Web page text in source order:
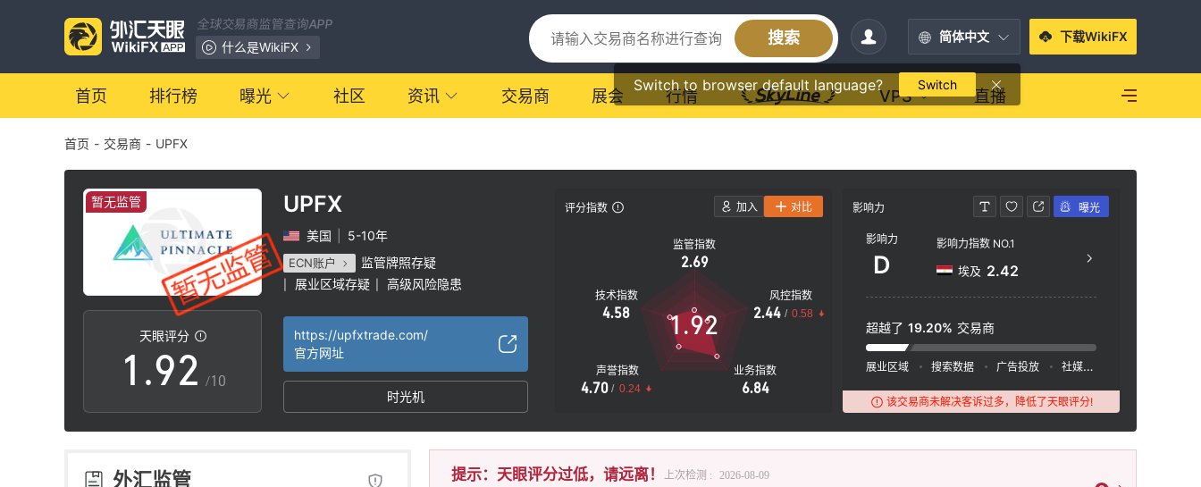
全球交易商监管查询APP
什么是WikiFX
搜索 简体中文
Switch to browser default language? Switch
下载WikiFX
首页 排行榜 曝光 社区 资讯 交易商 展会 行情 VPS 直播
首页 - 交易商 - UPFX
暂无监管
天眼评分
0
1
2
3
.
3
4
5
7
8
9
0
1
2
3
4
/10
UPFX
美国 5-10年
ECN账户 监管牌照存疑
展业区域存疑 高级风险隐患
https://upfxtrade.com/
官方网址
时光机
评分指数
监管指数
2.69
技术指数
4.58
声誉指数
4.70 / 0.24
业务指数
6.84
风控指数
2.44 / 0.58
1.92
影响力
影响力
D
影响力指数 NO.1
埃及 2.42
超越了 19.20% 交易商
展业区域 搜索数据 广告投放 社媒指数
该交易商未解决客诉过多，降低了天眼评分!
加入 对比 曝光
外汇监管 提示：天眼评分过低，请远离！ 上次检测 : 2026-08-09